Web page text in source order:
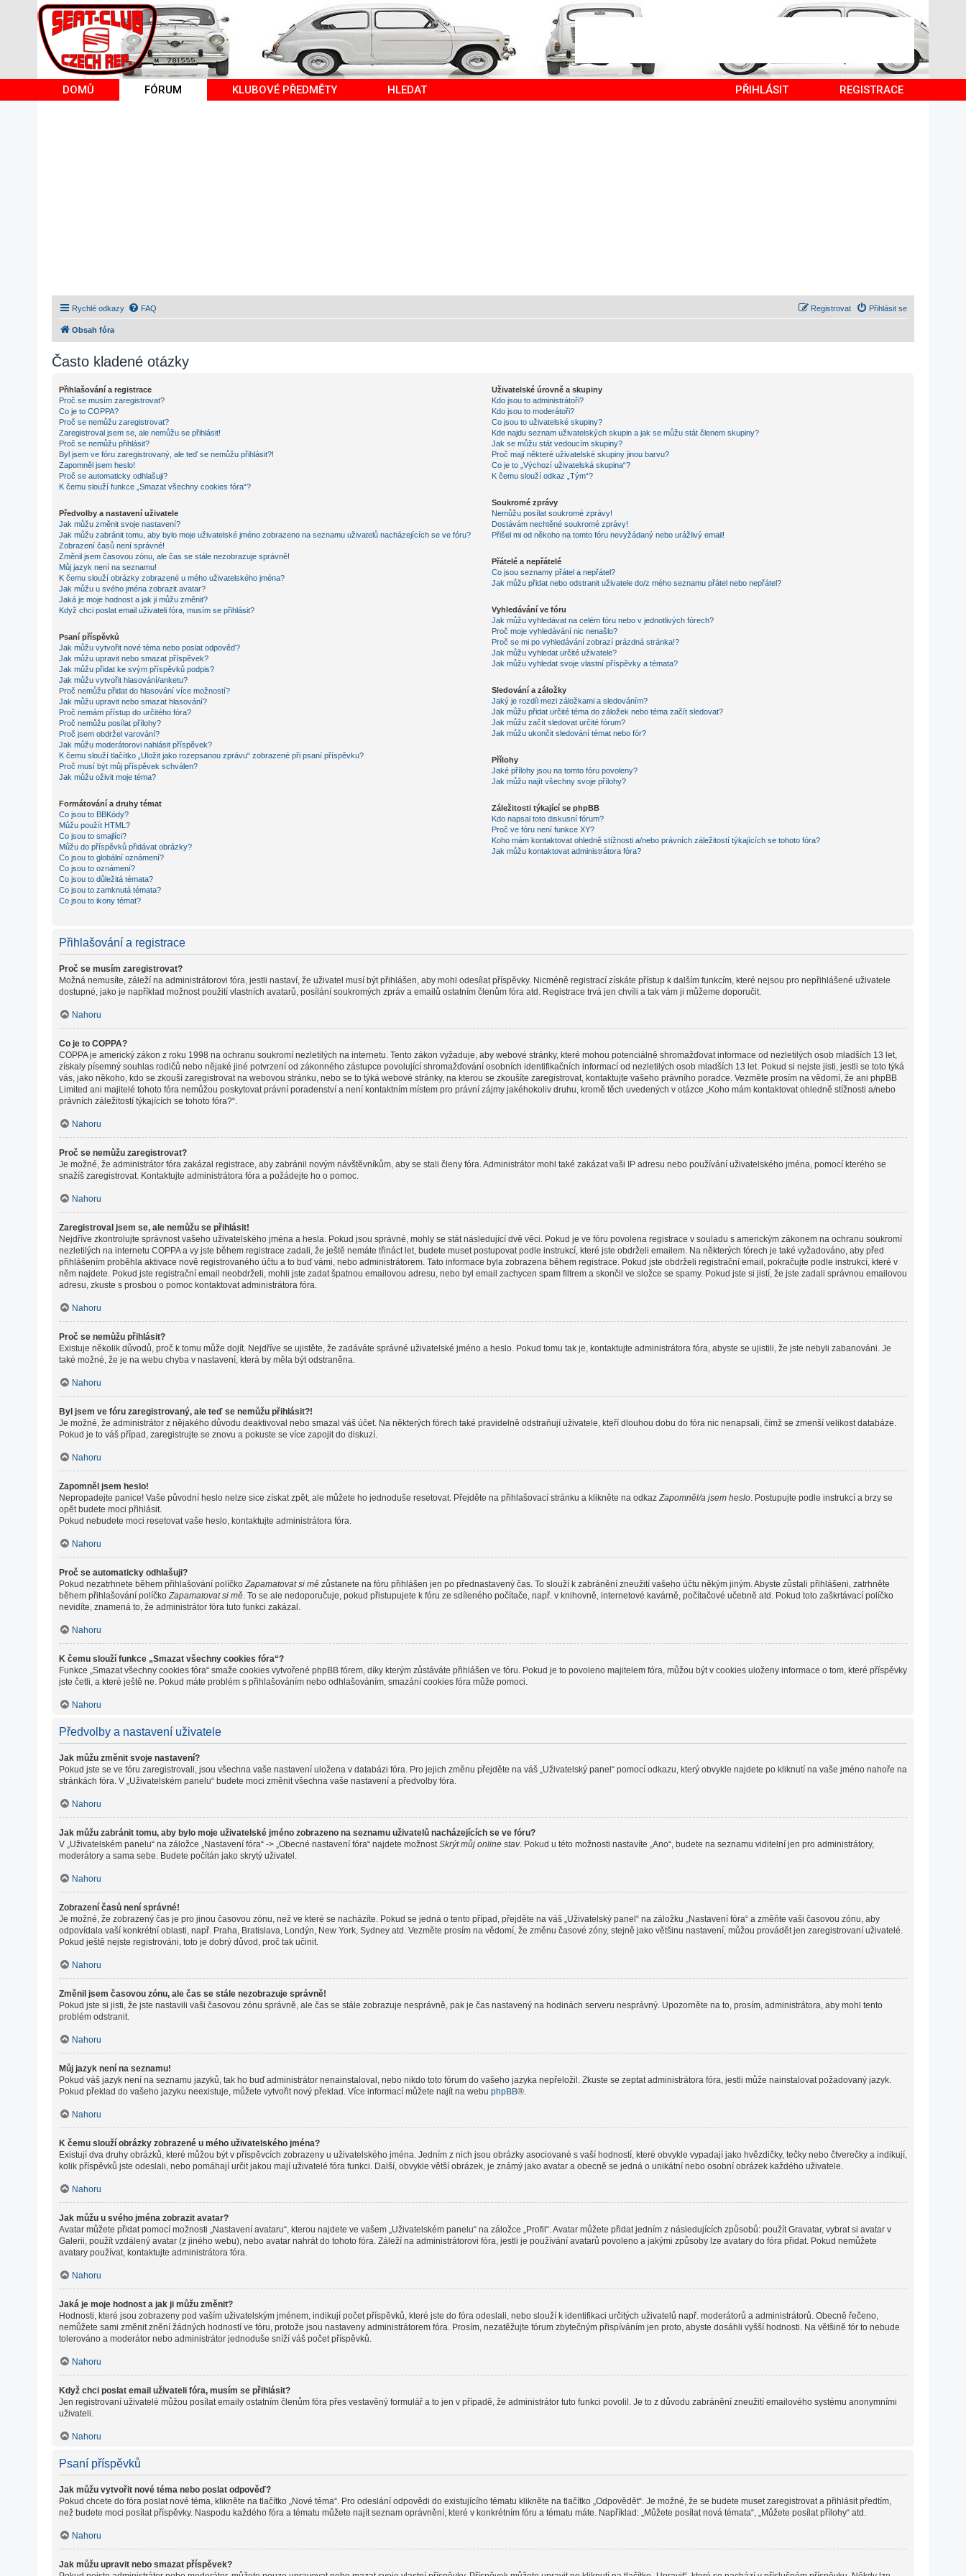
DOMŮ FÓRUM KLUBOVÉ PŘEDMĚTY HLEDAT PŘIHLÁSIT REGISTRACE
Rychlé odkazy FAQ Přihlásit se
Registrovat
Obsah fóra
Často kladené otázky
Přihlašování a registrace
Proč se musím zaregistrovat?
Co je to COPPA?
Proč se nemůžu zaregistrovat?
Zaregistroval jsem se, ale nemůžu se přihlásit!
Proč se nemůžu přihlásit?
Byl jsem ve fóru zaregistrovaný, ale teď se nemůžu přihlásit?!
Zapomněl jsem heslo!
Proč se automaticky odhlašuji?
K čemu slouží funkce „Smazat všechny cookies fóra“?
Předvolby a nastavení uživatele
Jak můžu změnit svoje nastavení?
Jak můžu zabránit tomu, aby bylo moje uživatelské jméno zobrazeno na seznamu uživatelů nacházejících se ve fóru?
Zobrazení časů není správné!
Změnil jsem časovou zónu, ale čas se stále nezobrazuje správně!
Můj jazyk není na seznamu!
K čemu slouží obrázky zobrazené u mého uživatelského jména?
Jak můžu u svého jména zobrazit avatar?
Jaká je moje hodnost a jak ji můžu změnit?
Když chci poslat email uživateli fóra, musím se přihlásit?
Psaní příspěvků
Jak můžu vytvořit nové téma nebo poslat odpověď?
Jak můžu upravit nebo smazat příspěvek?
Jak můžu přidat ke svým příspěvků podpis?
Jak můžu vytvořit hlasování/anketu?
Proč nemůžu přidat do hlasování více možností?
Jak můžu upravit nebo smazat hlasování?
Proč nemám přístup do určitého fóra?
Proč nemůžu posílat přílohy?
Proč jsem obdržel varování?
Jak můžu moderátorovi nahlásit příspěvek?
K čemu slouží tlačítko „Uložit jako rozepsanou zprávu“ zobrazené při psaní příspěvku?
Proč musí být můj příspěvek schválen?
Jak můžu oživit moje téma?
Formátování a druhy témat
Co jsou to BBKódy?
Můžu použít HTML?
Co jsou to smajlíci?
Můžu do příspěvků přidávat obrázky?
Co jsou to globální oznámení?
Co jsou to oznámení?
Co jsou to důležitá témata?
Co jsou to zamknutá témata?
Co jsou to ikony témat?
Uživatelské úrovně a skupiny
Kdo jsou to administrátoři?
Kdo jsou to moderátoři?
Co jsou to uživatelské skupiny?
Kde najdu seznam uživatelských skupin a jak se můžu stát členem skupiny?
Jak se můžu stát vedoucím skupiny?
Proč mají některé uživatelské skupiny jinou barvu?
Co je to „Výchozí uživatelská skupina“?
K čemu slouží odkaz „Tým“?
Soukromé zprávy
Nemůžu posílat soukromé zprávy!
Dostávám nechtěné soukromé zprávy!
Přišel mi od někoho na tomto fóru nevyžádaný nebo urážlivý email!
Přátelé a nepřátelé
Co jsou seznamy přátel a nepřátel?
Jak můžu přidat nebo odstranit uživatele do/z mého seznamu přátel nebo nepřátel?
Vyhledávání ve fóru
Jak můžu vyhledávat na celém fóru nebo v jednotlivých fórech?
Proč moje vyhledávání nic nenašlo?
Proč se mi po vyhledávání zobrazí prázdná stránka!?
Jak můžu vyhledat určité uživatele?
Jak můžu vyhledat svoje vlastní příspěvky a témata?
Sledování a záložky
Jaký je rozdíl mezi záložkami a sledováním?
Jak můžu přidat určité téma do záložek nebo téma začít sledovat?
Jak můžu začít sledovat určité fórum?
Jak můžu ukončit sledování témat nebo fór?
Přílohy
Jaké přílohy jsou na tomto fóru povoleny?
Jak můžu najít všechny svoje přílohy?
Záležitosti týkající se phpBB
Kdo napsal toto diskusní fórum?
Proč ve fóru není funkce XY?
Koho mám kontaktovat ohledně stížnosti a/nebo právních záležitostí týkajících se tohoto fóra?
Jak můžu kontaktovat administrátora fóra?
Přihlašování a registrace
Proč se musím zaregistrovat?
Možná nemusíte, záleží na administrátorovi fóra, jestli nastaví, že uživatel musí být přihlášen, aby mohl odesílat příspěvky. Nicméně registrací získáte přístup k dalším funkcím, které nejsou pro nepřihlášené uživatele
dostupné, jako je například možnost použití vlastních avatarů, posílání soukromých zpráv a emailů ostatním členům fóra atd. Registrace trvá jen chvíli a tak vám ji můžeme doporučit.
Nahoru
Co je to COPPA?
COPPA je americký zákon z roku 1998 na ochranu soukromí nezletilých na internetu. Tento zákon vyžaduje, aby webové stránky, které mohou potenciálně shromažďovat informace od nezletilých osob mladších 13 let,
získaly písemný souhlas rodičů nebo nějaké jiné potvrzení od zákonného zástupce povolující shromažďování osobních identifikačních informací od nezletilých osob mladších 13 let. Pokud si nejste jisti, jestli se toto týká
vás, jako někoho, kdo se zkouší zaregistrovat na webovou stránku, nebo se to týká webové stránky, na kterou se zkoušíte zaregistrovat, kontaktujte vašeho právního poradce. Vezměte prosím na vědomí, že ani phpBB
Limited ani majitelé tohoto fóra nemůžou poskytovat právní poradenství a není kontaktním místem pro právní zájmy jakéhokoliv druhu, kromě těch uvedených v otázce „Koho mám kontaktovat ohledně stížnosti a/nebo
právních záležitostí týkajících se tohoto fóra?“.
Nahoru
Proč se nemůžu zaregistrovat?
Je možné, že administrátor fóra zakázal registrace, aby zabránil novým návštěvníkům, aby se stali členy fóra. Administrátor mohl také zakázat vaši IP adresu nebo používání uživatelského jména, pomocí kterého se
snažíš zaregistrovat. Kontaktujte administrátora fóra a požádejte ho o pomoc.
Nahoru
Zaregistroval jsem se, ale nemůžu se přihlásit!
Nejdříve zkontrolujte správnost vašeho uživatelského jména a hesla. Pokud jsou správné, mohly se stát následující dvě věci. Pokud je ve fóru povolena registrace v souladu s americkým zákonem na ochranu soukromí
nezletilých na internetu COPPA a vy jste během registrace zadali, že ještě nemáte třináct let, budete muset postupovat podle instrukcí, které jste obdrželi emailem. Na některých fórech je také vyžadováno, aby před
přihlášením proběhla aktivace nově registrovaného účtu a to buď vámi, nebo administrátorem. Tato informace byla zobrazena během registrace. Pokud jste obdrželi registrační email, pokračujte podle instrukcí, které v
něm najdete. Pokud jste registrační email neobdrželi, mohli jste zadat špatnou emailovou adresu, nebo byl email zachycen spam filtrem a skončil ve složce se spamy. Pokud jste si jistí, že jste zadali správnou emailovou
adresu, zkuste s prosbou o pomoc kontaktovat administrátora fóra.
Nahoru
Proč se nemůžu přihlásit?
Existuje několik důvodů, proč k tomu může dojít. Nejdříve se ujistěte, že zadáváte správné uživatelské jméno a heslo. Pokud tomu tak je, kontaktujte administrátora fóra, abyste se ujistili, že jste nebyli zabanováni. Je
také možné, že je na webu chyba v nastavení, která by měla být odstraněna.
Nahoru
Byl jsem ve fóru zaregistrovaný, ale teď se nemůžu přihlásit?!
Je možné, že administrátor z nějakého důvodu deaktivoval nebo smazal váš účet. Na některých fórech také pravidelně odstraňují uživatele, kteří dlouhou dobu do fóra nic nenapsali, čímž se zmenší velikost databáze.
Pokud je to váš případ, zaregistrujte se znovu a pokuste se více zapojit do diskuzí.
Nahoru
Zapomněl jsem heslo!
Nepropadejte panice! Vaše původní heslo nelze sice získat zpět, ale můžete ho jednoduše resetovat. Přejděte na přihlašovací stránku a klikněte na odkazZapomněl/a jsem heslo. Postupujte podle instrukcí a brzy se
opět budete moci přihlásit.
Pokud nebudete moci resetovat vaše heslo, kontaktujte administrátora fóra.
Nahoru
Proč se automaticky odhlašuji?
Pokud nezatrhnete během přihlašování políčkoZapamatovat si mě zůstanete na fóru přihlášen jen po přednastavený čas. To slouží k zabránění zneužití vašeho účtu někým jiným. Abyste zůstali přihlášeni, zatrhněte
během přihlašování políčkoZapamatovat si mě. To se ale nedoporučuje, pokud přistupujete k fóru ze sdíleného počítače, např. v knihovně, internetové kavárně, počítačové učebně atd. Pokud toto zaškrtávací políčko
nevidíte, znamená to, že administrátor fóra tuto funkci zakázal.
Nahoru
K čemu slouží funkce „Smazat všechny cookies fóra“?
Funkce „Smazat všechny cookies fóra“ smaže cookies vytvořené phpBB fórem, díky kterým zůstáváte přihlášen ve fóru. Pokud je to povoleno majitelem fóra, můžou být v cookies uloženy informace o tom, které příspěvky
jste četli, a které ještě ne. Pokud máte problém s přihlašováním nebo odhlašováním, smazání cookies fóra může pomoci.
Nahoru
Předvolby a nastavení uživatele
Jak můžu změnit svoje nastavení?
Pokud jste se ve fóru zaregistrovali, jsou všechna vaše nastavení uložena v databázi fóra. Pro jejich změnu přejděte na váš „Uživatelský panel“ pomocí odkazu, který obvykle najdete po kliknutí na vaše jméno nahoře na
stránkách fóra. V „Uživatelském panelu“ budete moci změnit všechna vaše nastavení a předvolby fóra.
Nahoru
Jak můžu zabránit tomu, aby bylo moje uživatelské jméno zobrazeno na seznamu uživatelů nacházejících se ve fóru?
V „Uživatelském panelu“ na záložce „Nastavení fóra“ -> „Obecné nastavení fóra“ najdete možnostSkrýt můj online stav. Pokud u této možnosti nastavíte „Ano“, budete na seznamu viditelní jen pro administrátory,
moderátory a sama sebe. Budete počítán jako skrytý uživatel.
Nahoru
Zobrazení časů není správné!
Je možné, že zobrazený čas je pro jinou časovou zónu, než ve které se nacházíte. Pokud se jedná o tento případ, přejděte na váš „Uživatelský panel“ na záložku „Nastavení fóra“ a změňte vaši časovou zónu, aby
odpovídala vaší konkrétní oblasti, např. Praha, Bratislava, Londýn, New York, Sydney atd. Vezměte prosím na vědomí, že změnu časové zóny, stejně jako většinu nastavení, můžou provádět jen zaregistrovaní uživatelé.
Pokud ještě nejste registrováni, toto je dobrý důvod, proč tak učinit.
Nahoru
Změnil jsem časovou zónu, ale čas se stále nezobrazuje správně!
Pokud jste si jisti, že jste nastavili vaši časovou zónu správně, ale čas se stále zobrazuje nesprávně, pak je čas nastavený na hodinách serveru nesprávný. Upozorněte na to, prosím, administrátora, aby mohl tento
problém odstranit.
Nahoru
Můj jazyk není na seznamu!
Pokud váš jazyk není na seznamu jazyků, tak ho buď administrátor nenainstaloval, nebo nikdo toto fórum do vašeho jazyka nepřeložil. Zkuste se zeptat administrátora fóra, jestli může nainstalovat požadovaný jazyk.
Pokud překlad do vašeho jazyku neexistuje, můžete vytvořit nový překlad. Více informací můžete najít na webu phpBB®.
Nahoru
K čemu slouží obrázky zobrazené u mého uživatelského jména?
Existují dva druhy obrázků, které můžou být v příspěvcích zobrazeny u uživatelského jména. Jedním z nich jsou obrázky asociované s vaší hodností, které obvykle vypadají jako hvězdičky, tečky nebo čtverečky a indikují,
kolik příspěvků jste odeslali, nebo pomáhají určit jakou mají uživatelé fóra funkci. Další, obvykle větší obrázek, je známý jako avatar a obecně se jedná o unikátní nebo osobní obrázek každého uživatele.
Nahoru
Jak můžu u svého jména zobrazit avatar?
Avatar můžete přidat pomocí možnosti „Nastavení avataru“, kterou najdete ve vašem „Uživatelském panelu“ na záložce „Profil“. Avatar můžete přidat jedním z následujících způsobů: použít Gravatar, vybrat si avatar v
Galerii, použít vzdálený avatar (z jiného webu), nebo avatar nahrát do tohoto fóra. Záleží na administrátorovi fóra, jestli je používání avatarů povoleno a jakými způsoby lze avatary do fóra přidat. Pokud nemůžete
avatary používat, kontaktujte administrátora fóra.
Nahoru
Jaká je moje hodnost a jak ji můžu změnit?
Hodnosti, které jsou zobrazeny pod vaším uživatelským jménem, indikují počet příspěvků, které jste do fóra odeslali, nebo slouží k identifikaci určitých uživatelů např. moderátorů a administrátorů. Obecně řečeno,
nemůžete sami změnit znění žádných hodností ve fóru, protože jsou nastaveny administrátorem fóra. Prosím, nezatěžujte fórum zbytečným přispíváním jen proto, abyste dosáhli vyšší hodnosti. Na většině fór to nebude
tolerováno a moderátor nebo administrátor jednoduše sníží váš počet příspěvků.
Nahoru
Když chci poslat email uživateli fóra, musím se přihlásit?
Jen registrovaní uživatelé můžou posílat emaily ostatním členům fóra přes vestavěný formulář a to jen v případě, že administrátor tuto funkci povolil. Je to z důvodu zabránění zneužití emailového systému anonymními
uživateli.
Nahoru
Psaní příspěvků
Jak můžu vytvořit nové téma nebo poslat odpověď?
Pokud chcete do fóra poslat nové téma, klikněte na tlačítko „Nové téma“. Pro odeslání odpovědi do existujícího tématu klikněte na tlačítko „Odpovědět“. Je možné, že se budete muset zaregistrovat a přihlásit předtím,
než budete moci posílat příspěvky. Naspodu každého fóra a tématu můžete najít seznam oprávnění, které v konkrétním fóru a tématu máte. Například: „Můžete posílat nová témata“, „Můžete posílat přílohy“ atd.
Nahoru
Jak můžu upravit nebo smazat příspěvek?